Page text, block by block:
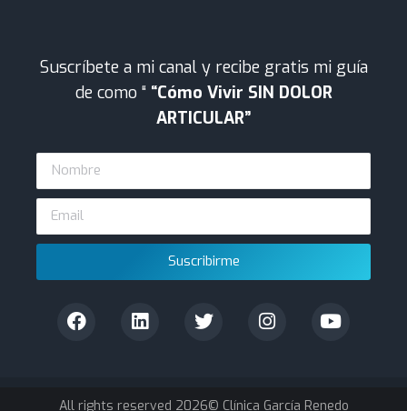
Suscríbete a mi canal y recibe gratis mi guía
de como “ “Cómo Vivir SIN DOLOR
ARTICULAR”
Suscribirme
All rights reserved 2026© Clínica García Renedo